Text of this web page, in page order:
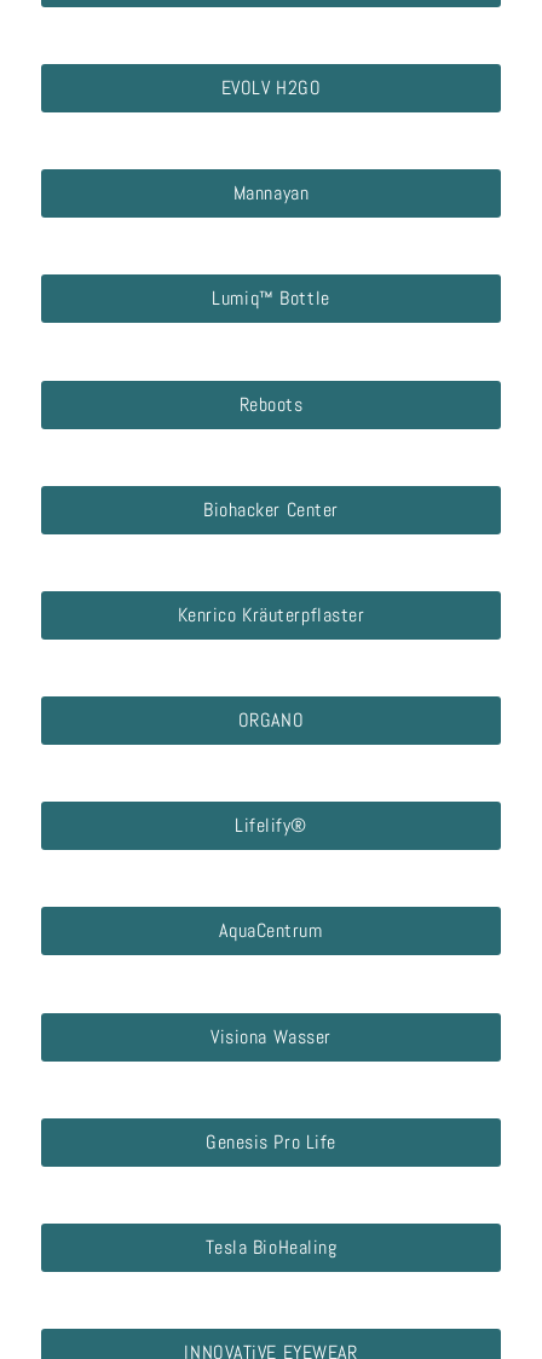
EVOLV H2GO
Mannayan
Lumiq™ Bottle
Reboots
Biohacker Center
Kenrico Kräuterpflaster
ORGANO
Lifelify®
AquaCentrum
Visiona Wasser
Genesis Pro Life
Tesla BioHealing
INNOVATiVE EYEWEAR